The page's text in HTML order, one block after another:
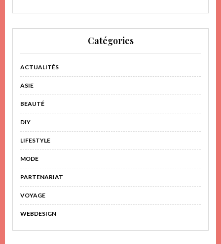
Catégories
ACTUALITÉS
ASIE
BEAUTÉ
DIY
LIFESTYLE
MODE
PARTENARIAT
VOYAGE
WEBDESIGN